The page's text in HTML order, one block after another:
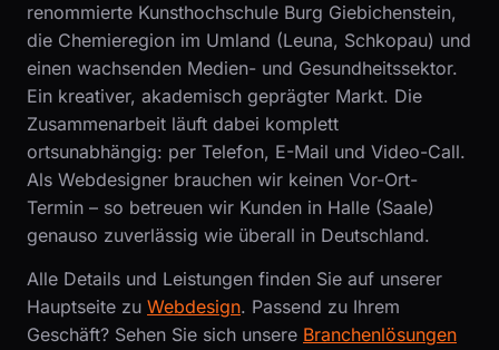
renommierte Kunsthochschule Burg Giebichenstein,
die Chemieregion im Umland (Leuna, Schkopau) und
einen wachsenden Medien- und Gesundheitssektor.
Ein kreativer, akademisch geprägter Markt. Die
Zusammenarbeit läuft dabei komplett
ortsunabhängig: per Telefon, E-Mail und Video-Call.
Als Webdesigner brauchen wir keinen Vor-Ort-
Termin – so betreuen wir Kunden in Halle (Saale)
genauso zuverlässig wie überall in Deutschland.
Alle Details und Leistungen finden Sie auf unserer
Hauptseite zu Webdesign. Passend zu Ihrem
Geschäft? Sehen Sie sich unsere Branchenlösungen